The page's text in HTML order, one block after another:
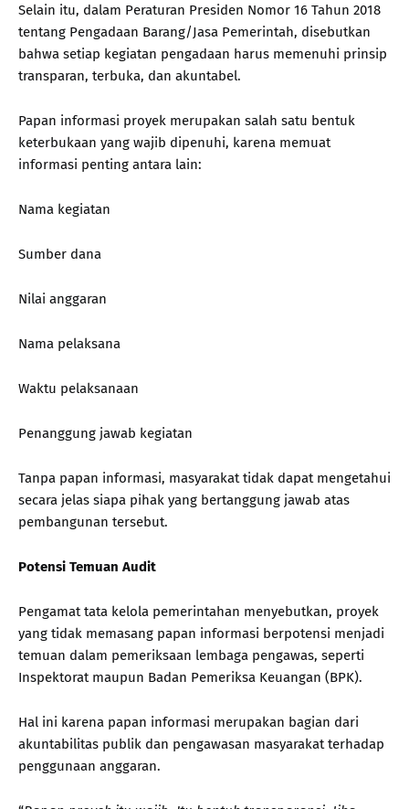
Selain itu, dalam Peraturan Presiden Nomor 16 Tahun 2018
tentang Pengadaan Barang/Jasa Pemerintah, disebutkan
bahwa setiap kegiatan pengadaan harus memenuhi prinsip
transparan, terbuka, dan akuntabel.
Papan informasi proyek merupakan salah satu bentuk
keterbukaan yang wajib dipenuhi, karena memuat
informasi penting antara lain:
Nama kegiatan
Sumber dana
Nilai anggaran
Nama pelaksana
Waktu pelaksanaan
Penanggung jawab kegiatan
Tanpa papan informasi, masyarakat tidak dapat mengetahui
secara jelas siapa pihak yang bertanggung jawab atas
pembangunan tersebut.
Potensi Temuan Audit
Pengamat tata kelola pemerintahan menyebutkan, proyek
yang tidak memasang papan informasi berpotensi menjadi
temuan dalam pemeriksaan lembaga pengawas, seperti
Inspektorat maupun Badan Pemeriksa Keuangan (BPK).
Hal ini karena papan informasi merupakan bagian dari
akuntabilitas publik dan pengawasan masyarakat terhadap
penggunaan anggaran.